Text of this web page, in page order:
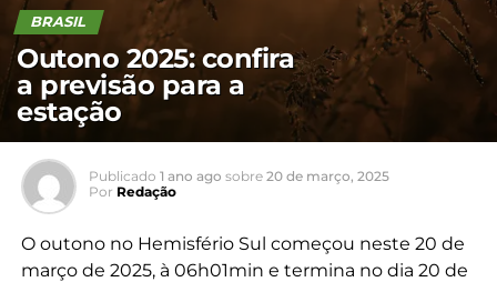
BRASIL
Outono 2025: confira
a previsão para a
estação
Publicado 1 ano ago sobre 20 de março, 2025
Por Redação
O outono no Hemisfério Sul começou neste 20 de
março de 2025, à 06h01min e termina no dia 20 de